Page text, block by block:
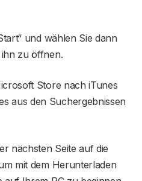
und wählen Sie dann
zu öffnen.
Store nach iTunes
aus den Suchergebnissen
nächsten Seite auf die
mit dem Herunterladen